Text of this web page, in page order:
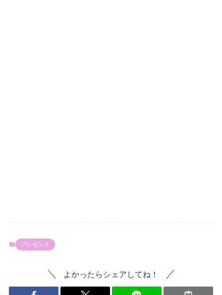
プレゼント
よかったらシェアしてね！